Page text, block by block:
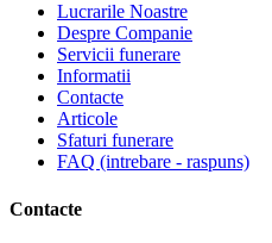
Lucrarile Noastre
Despre Companie
Servicii funerare
Informatii
Contacte
Articole
Sfaturi funerare
FAQ (intrebare - raspuns)
Contacte